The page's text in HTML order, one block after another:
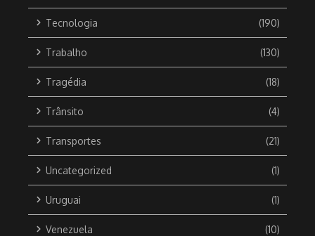
Tecnologia (190)
Trabalho (130)
Tragédia (18)
Trânsito (4)
Transportes (21)
Uncategorized (1)
Uruguai (1)
Venezuela (10)